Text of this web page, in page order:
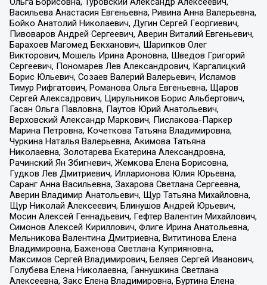
Васильева Анастасия Евгеньевна, Ривина Анна Валерьевна,
Бойко Анатолий Николаевич, Дугин Сергей Георгиевич,
Пивоваров Андрей Сергеевич, Аверин Виталий Евгеньевич,
Барахоев Магомед Бекханович, Шарипков Олег
Викторович, Мошель Ирина Ароновна, Шведов Григорий
Сергеевич, Пономарев Лев Александрович, Каргалицкий
Борис Юльевич, Созаев Валерий Валерьевич, Исламов
Тимур Рифгатович, Романова Ольга Евгеньевна, Щаров
Сергей Алексадрович, Цирульников Борис Альбертович,
Гасан Ольга Павловна, Паутов Юрий Анатольевич,
Верховский Александр Маркович, Пислакова-Паркер
Марина Петровна, Кочеткова Татьяна Владимировна,
Чуркина Наталья Валерьевна, Акимова Татьяна
Николаевна, Золотарева Екатерина Александровна,
Рачинский Ян Збигневич, Жемкова Елена Борисовна,
Гудков Лев Дмитриевич, Илларионова Юлия Юрьевна,
Саранг Анна Васильевна, Захарова Светлана Сергеевна,
Аверин Владимир Анатольевич, Щур Татьяна Михайловна,
Щур Николай Алексеевич, Блинушов Андрей Юрьевич,
Мосин Алексей Геннадьевич, Гефтер Валентин Михайлович,
Симонов Алексей Кириллович, Флиге Ирина Анатольевна,
Мельникова Валентина Дмитриевна, Вититинова Елена
Владимировна, Баженова Светлана Куприяновна,
Максимов Сергей Владимирович, Беляев Сергей Иванович,
Голубева Елена Николаевна, Ганнушкина Светлана
Алексеевна, Закс Елена Владимировна, Буртина Елена